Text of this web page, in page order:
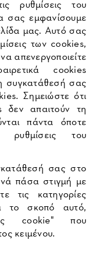
ρυθμίσεις του
σας εμφανίσουμε
μας. Αυτό σας
των cookies,
απενεργοποιείτε
cookies
συγκατάθεσή σας
Σημειώστε ότι
δεν απαιτούν τη
πάντα όποτε
του
σας στο
πάσα στιγμή με
τις κατηγορίες
το σκοπό αυτό,
cookie" που
κειμένου.